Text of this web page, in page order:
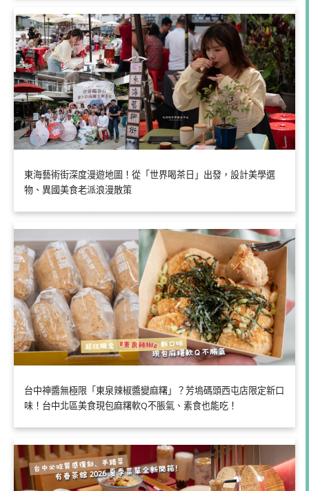
東海藝術街深度漫遊地圖！從「世界喝茶日」出發，設計美學選
物、異國美食老派浪漫散策
台中神醬無極限「東泉辣椒醬變麻糬」？芳塢碼頭西屯店限定新口
味！台中北區美食現包麻糬軟Q不脹氣、素食也能吃！